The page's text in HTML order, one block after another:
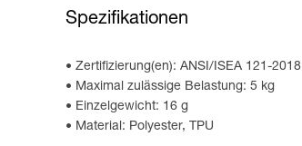
Spezifikationen
Zertifizierung(en): ANSI/ISEA 121-
Maximal zulässige Belastung: 5 kg
Einzelgewicht: 16 g
Material: Polyester, TPU